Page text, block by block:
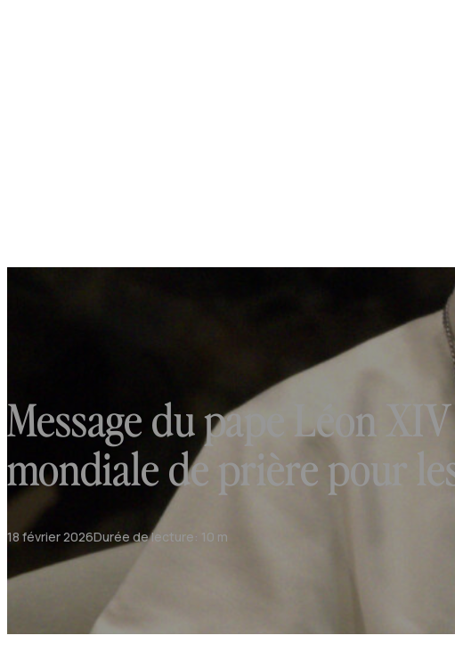
Message du pape Léon
mondiale de prière pour
18 février 2026Durée de lecture: 10 m